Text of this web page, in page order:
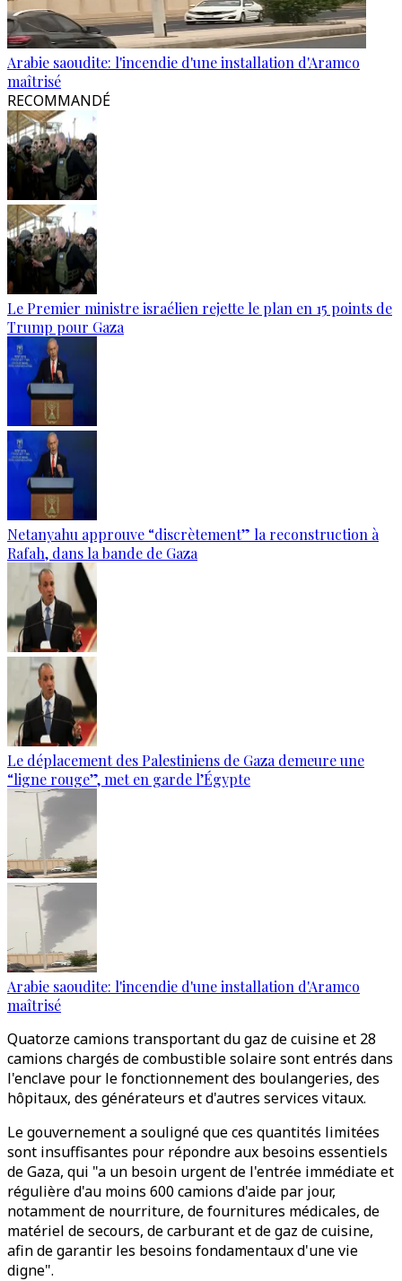
Arabie saoudite: l'incendie d'une installation d'Aramco
maîtrisé
RECOMMANDÉ
Le Premier ministre israélien rejette le plan en 15 points de
Trump pour Gaza
Netanyahu approuve “discrètement” la reconstruction à
Rafah, dans la bande de Gaza
Le déplacement des Palestiniens de Gaza demeure une
“ligne rouge”, met en garde l’Égypte
Arabie saoudite: l'incendie d'une installation d'Aramco
maîtrisé
Quatorze camions transportant du gaz de cuisine et 28
camions chargés de combustible solaire sont entrés dans
l'enclave pour le fonctionnement des boulangeries, des
hôpitaux, des générateurs et d'autres services vitaux.
Le gouvernement a souligné que ces quantités limitées
sont insuffisantes pour répondre aux besoins essentiels
de Gaza, qui "a un besoin urgent de l'entrée immédiate et
régulière d'au moins 600 camions d'aide par jour,
notamment de nourriture, de fournitures médicales, de
matériel de secours, de carburant et de gaz de cuisine,
afin de garantir les besoins fondamentaux d'une vie
digne".